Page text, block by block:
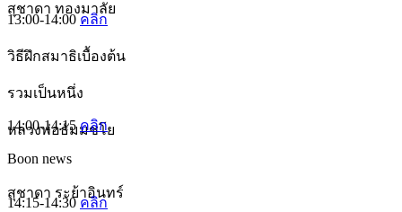
สุชาดา ทองมาลัย
13:00-14:00 คลิก
วิธีฝึกสมาธิเบื้องต้น
รวมเป็นหนึ่ง
หลวงพ่อธัมมชโย
14:00-14:15คลิก
Boon news
สุชาดา ระย้าอินทร์
14:15-14:30คลิก